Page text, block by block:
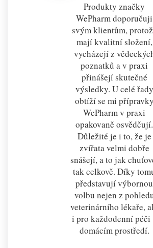
Produkty značky
WePharm doporučuji
svým klientům,
mají kvalitní složení,
vycházejí z
poznatků a v praxi
přinášejí skutečné
výsledky. U celé řady
obtíží se mi přípravky
WePharm v praxi
opakovaně osvědčují.
Důležité je i to, že je
zvířata velmi dobře
snášejí, a to jak
tak celkově. Díky
představují výbornou
volbu nejen z
veterinárního lékaře,
i pro každodenní péči
domácím prostředí.